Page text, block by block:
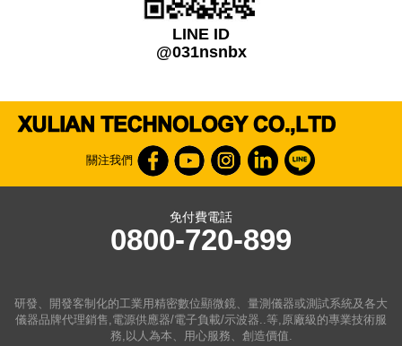
LINE ID
@031nsnbx
關注我們
免付費電話
0800-720-899
研發、開發客制化的工業用精密數位顯微鏡、量測儀器或測試系統及各大
儀器品牌代理銷售,電源供應器/電子負載/示波器..等,原廠級的專業技術服
務,以人為本、用心服務、創造價值.